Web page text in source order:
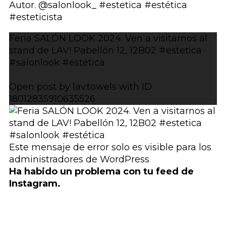
Feria SALÓN LOOK 2024. Ven a visitarnos al
stand de LAV! Pabellón 12, 12B02 #estetica
#salonlook #estética
Open post by lav.towels with ID
18012835910635526
Este mensaje de error solo es visible para los
administradores de WordPress
Ha habido un problema con tu feed de
Instagram.